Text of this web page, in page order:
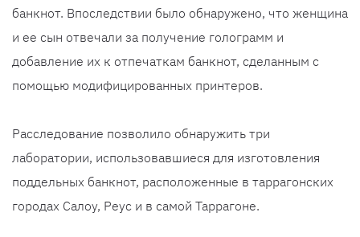
банкнот. Впоследствии было обнаружено, что женщина
и ее сын отвечали за получение голограмм и
добавление их к отпечаткам банкнот, сделанным с
помощью модифицированных принтеров.
Расследование позволило обнаружить три
лаборатории, использовавшиеся для изготовления
поддельных банкнот, расположенные в таррагонских
городах Салоу, Реус и в самой Таррагоне.